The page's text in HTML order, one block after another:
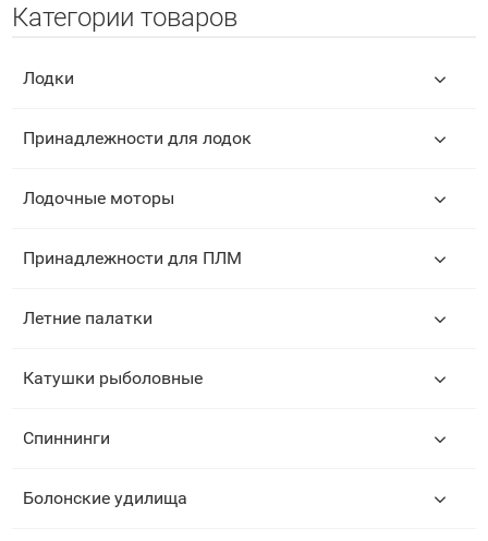
Категории товаров
Лодки
Принадлежности для лодок
Лодочные моторы
Принадлежности для ПЛМ
Летние палатки
Катушки рыболовные
Спиннинги
Болонские удилища